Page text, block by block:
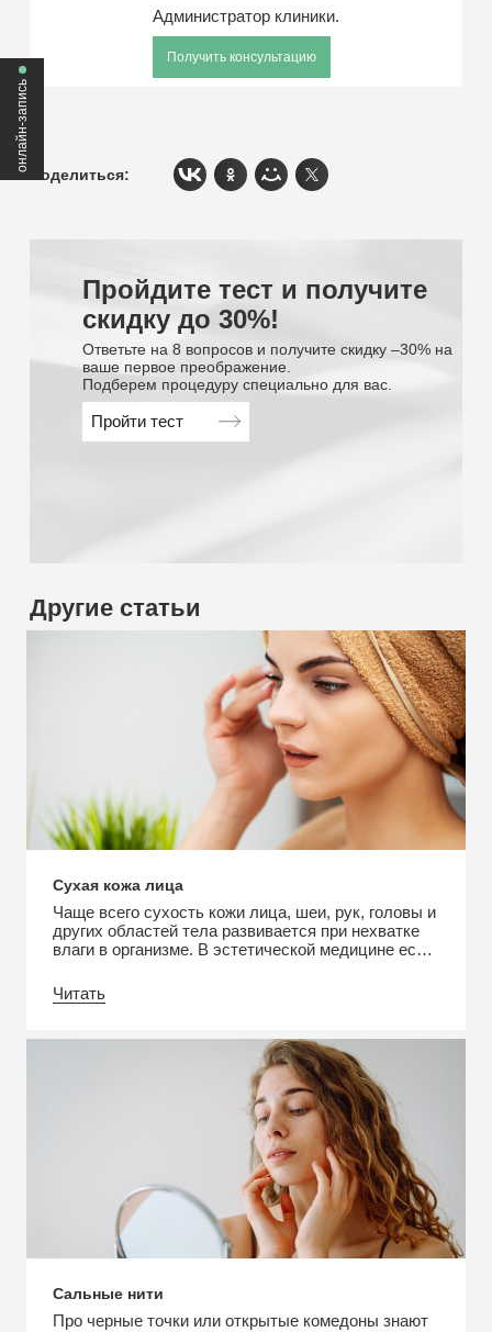
Администратор клиники.
Получить консультацию
Поделиться:
Пройдите тест и получите
скидку до 30%!
Ответьте на 8 вопросов и получите скидку –30% на
ваше первое преображение.
Подберем процедуру специально для вас.
Пройти тест
Другие статьи
Сухая кожа лица
Чаще всего сухость кожи лица, шеи, рук, головы и
других областей тела развивается при нехватке
влаги в организме. В эстетической медицине есть
ксероз. Это нарушение не только сопровождается
дискомфортом, но и служит причиной многих
разновидности и правила ухода за сухой кожей.
Читать
Сальные нити
Про черные точки или открытые комедоны знают
онлайн-запись